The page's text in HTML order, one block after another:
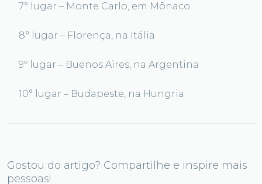
7° lugar – Monte Carlo, em Mônaco
8° lugar – Florença, na Itália
9º lugar – Buenos Aires, na Argentina
10° lugar – Budapeste, na Hungria
Gostou do artigo? Compartilhe e inspire mais
pessoas!